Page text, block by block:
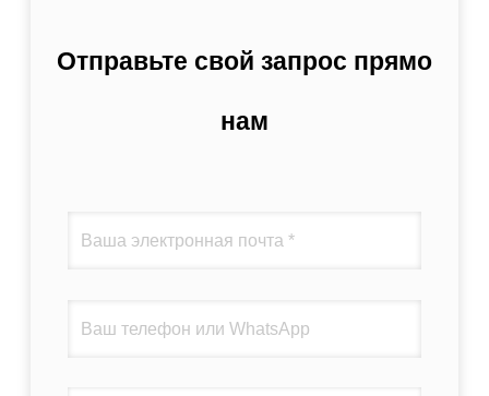
Отправьте свой запрос прямо
нам